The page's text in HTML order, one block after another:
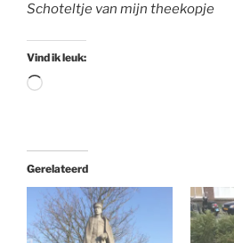
Schoteltje van mijn theekopje
Vind ik leuk:
Aan
Gerelateerd